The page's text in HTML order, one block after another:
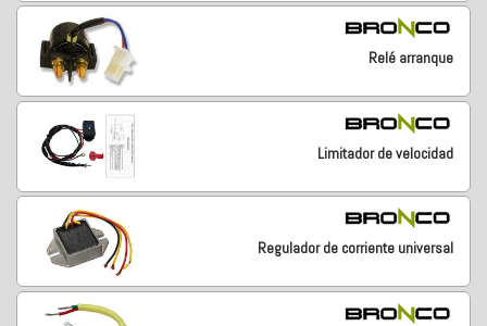
Relé arranque
Limitador de velocidad
Regulador de corriente universal